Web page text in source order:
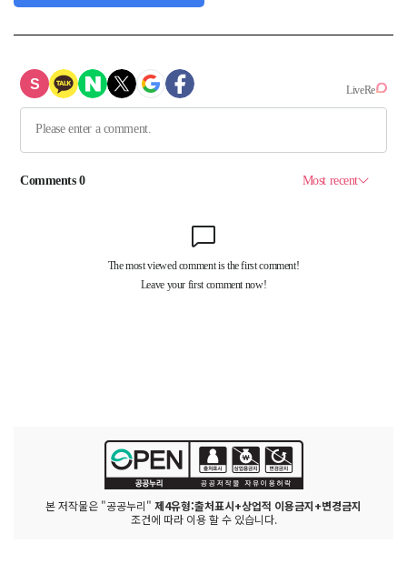
본 저작물은 "공공누리" 제4유형:출처표시+상업적 이용금지+변경금지
조건에 따라 이용 할 수 있습니다.